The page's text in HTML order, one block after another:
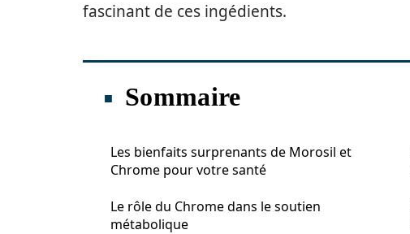
fascinant de ces ingédients.
Sommaire
Les bienfaits surprenants de Morosil et
Chrome pour votre santé
Le rôle du Chrome dans le soutien
métabolique